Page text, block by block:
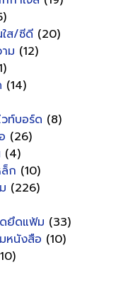
ส/ซีดี (20)
ม (12)
(14)
ท์บอร์ด (8)
(26)
(4)
ก (10)
(226)
ยึดแฟ้ม (33)
หนังสือ (10)